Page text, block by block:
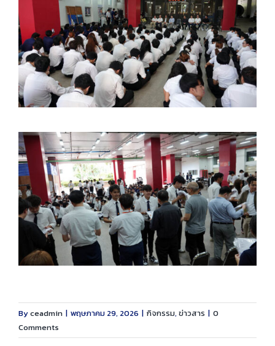
Byceadmin | พฤษภาคม 29, 2026 | กิจกรรม, ข่าวสาร | 0
Comments